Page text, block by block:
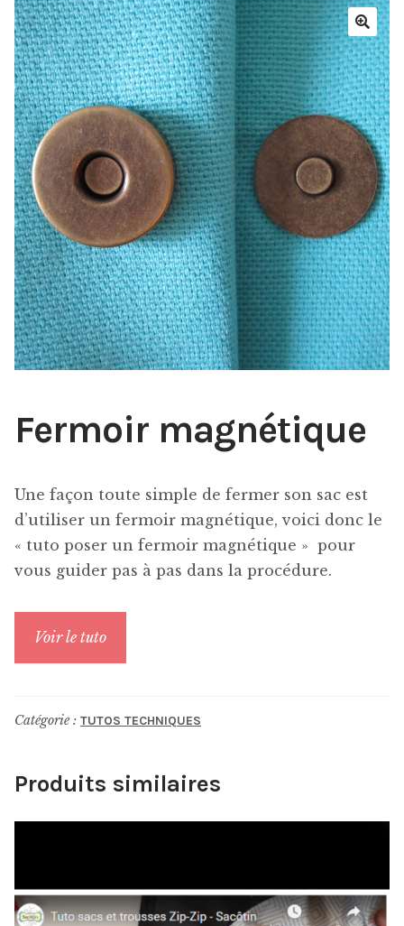
Panier
Mon compte
Aide
A propos
Contact
Communauté Sacôtin
Fermoir magnétique
Une façon toute simple de fermer son sac est
d’utiliser un fermoir magnétique, voici donc le
« tuto poser un fermoir magnétique » pour
vous guider pas à pas dans la procédure.
Voir le tuto
Catégorie : TUTOS TECHNIQUES
Produits similaires